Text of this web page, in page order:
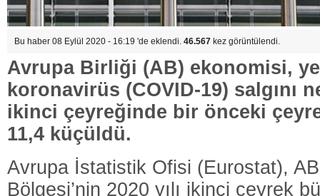
Bu haber 08 Eylül 2020 - 16:19 'de eklendi. 46.567 kez görüntülendi.
Avrupa Birliği (AB) ekonomisi,
koronavirüs (COVID-19) salgını
ikinci çeyreğinde bir önceki
11,4 küçüldü.
Avrupa İstatistik Ofisi (Eurostat),
Bölgesi’nin 2020 yılı ikinci çeyrek